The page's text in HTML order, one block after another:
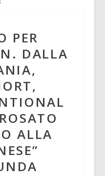
PER
DALLA
ALLA